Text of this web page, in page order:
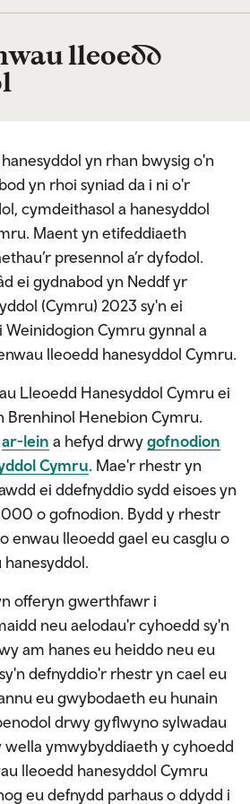
lleoedd
yn rhan bwysig o'n
yn rhoi syniad da i ni o'r
cymdeithasol a hanesyddol
Maent yn etifeddiaeth
presennol a’r dyfodol.
ei gydnabod yn Neddf yr
(Cymru) 2023 sy'n ei
Cymru gynnal a
lleoedd hanesyddol Cymru.
Lleoedd Hanesyddol Cymru ei
Brenhinol Henebion Cymru.
ar-lein a hefyd drwygofnodion
Cymru. Mae'r rhestr yn
ei ddefnyddio sydd eisoes yn
o gofnodion. Bydd y rhestr
enwau lleoedd gael eu casglu o
offeryn gwerthfawr i
neu aelodau'r cyhoedd sy'n
am hanes eu heiddo neu eu
defnyddio'r rhestr yn cael eu
eu gwybodaeth eu hunain
drwy gyflwyno sylwadau
wella ymwybyddiaeth y cyhoedd
lleoedd hanesyddol Cymru
eu defnydd parhaus o ddydd i